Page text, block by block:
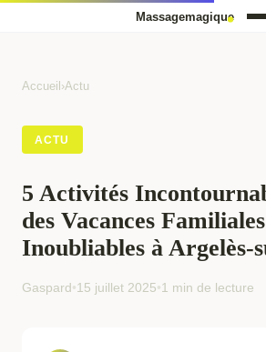
Accueil ›Actu
ACTU
5 Activités
des Vacances Familiales
Inoubliables à Argelès-
Gaspard•15 juillet 2025•1 min de lecture